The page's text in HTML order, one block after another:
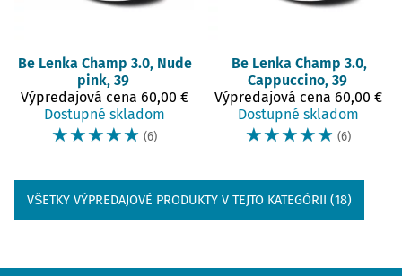
Be Lenka Champ 3.0, Nude
pink, 39
Výpredajová cena 60,00 €
Dostupné skladom
☆☆☆☆☆ (6)
Be Lenka Champ 3.0,
Cappuccino, 39
Výpredajová cena 60,00 €
Dostupné skladom
☆☆☆☆☆ (6)
VŠETKY VÝPREDAJOVÉ PRODUKTY V TEJTO KATEGÓRII (18)